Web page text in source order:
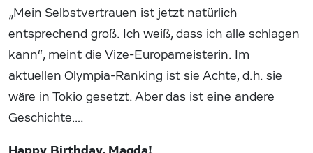
„Mein Selbstvertrauen ist jetzt natürlich
entsprechend groß. Ich weiß, dass ich alle schlagen
kann“, meint die Vize-Europameisterin. Im
aktuellen Olympia-Ranking ist sie Achte, d.h. sie
wäre in Tokio gesetzt. Aber das ist eine andere
Geschichte….